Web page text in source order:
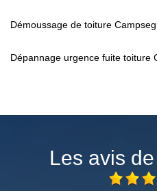
Démoussage de toiture
Dépannage urgence fuite toiture
Les avis